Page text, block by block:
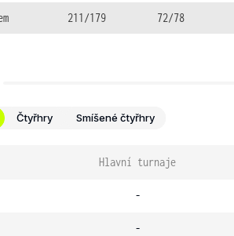
211/179 72/78
Čtyřhry Smíšené čtyřhry
Hlavní turnaje
-
-